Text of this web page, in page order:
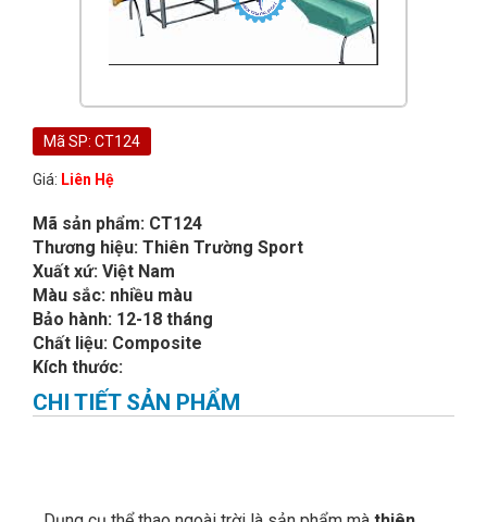
Mã SP: CT124
Giá: Liên Hệ
Mã sản phẩm: CT124
Thương hiệu: Thiên Trường Sport
Xuất xứ: Việt Nam
Màu sắc: nhiều màu
Bảo hành: 12-18 tháng
Chất liệu: Composite
Kích thước:
CHI TIẾT SẢN PHẨM